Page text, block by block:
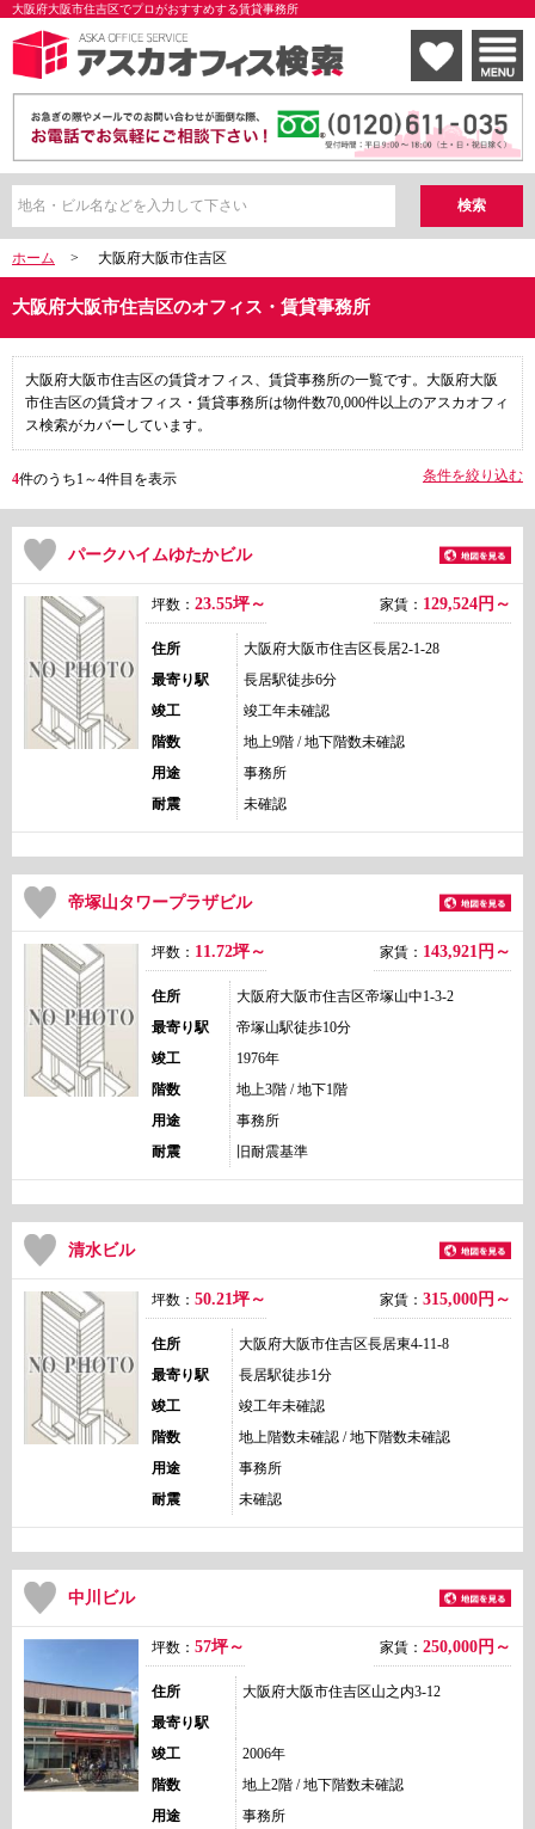
大阪府大阪市住吉区でプロがおすすめする賃貸事務所
ホーム > 大阪府大阪市住吉区
大阪府大阪市住吉区のオフィス・賃貸事務所
大阪府大阪市住吉区の賃貸オフィス、賃貸事務所の一覧です。大阪府大阪
市住吉区の賃貸オフィス・賃貸事務所は物件数70,000件以上のアスカオフィ
ス検索がカバーしています。
4件のうち1～4件目を表示 条件を絞り込む
パークハイムゆたかビル
坪数： 23.55坪～ 家賃： 129,524 円～
住所
大阪府大阪市住吉区長居2-1-28
最寄り駅
長居駅徒歩6分
竣工
竣工年未確認
階数
地上9階 / 地下階数未確認
用途
事務所
耐震
未確認
帝塚山タワープラザビル
坪数： 11.72坪～ 家賃： 143,921 円～
住所
大阪府大阪市住吉区帝塚山中1-3-2
最寄り駅
帝塚山駅徒歩10分
竣工
1976年
階数
地上3階 / 地下1階
用途
事務所
耐震
旧耐震基準
清水ビル
坪数： 50.21坪～ 家賃： 315,000 円～
住所
大阪府大阪市住吉区長居東4-11-8
最寄り駅
長居駅徒歩1分
竣工
竣工年未確認
階数
地上階数未確認 / 地下階数未確認
用途
事務所
耐震
未確認
中川ビル
坪数： 57坪～ 家賃： 250,000 円～
住所
大阪府大阪市住吉区山之内3-12
最寄り駅
竣工
2006年
階数
地上2階 / 地下階数未確認
用途
事務所